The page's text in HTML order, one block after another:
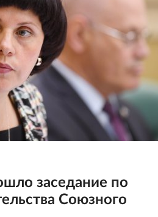
заседание по
Союзного